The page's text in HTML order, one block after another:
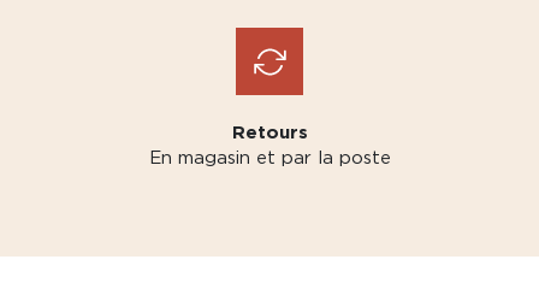
Retours
En magasin et par la poste